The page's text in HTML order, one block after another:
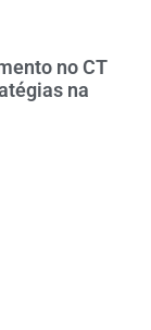
no CT
na